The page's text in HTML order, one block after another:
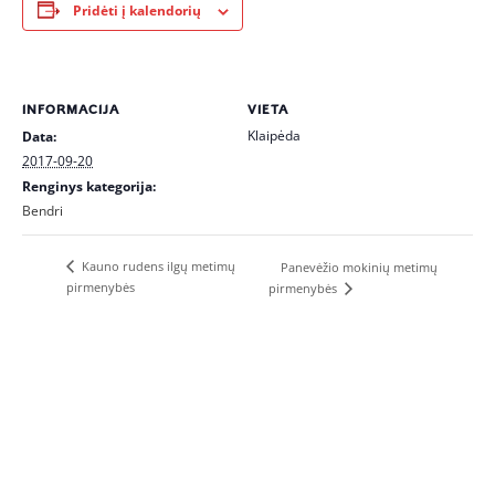
Pridėti į kalendorių
INFORMACIJA
Data:
2017-09-20
Renginys kategorija:
Bendri
VIETA
Klaipėda
Kauno rudens ilgų metimų
pirmenybės
Panevėžio mokinių metimų
pirmenybės